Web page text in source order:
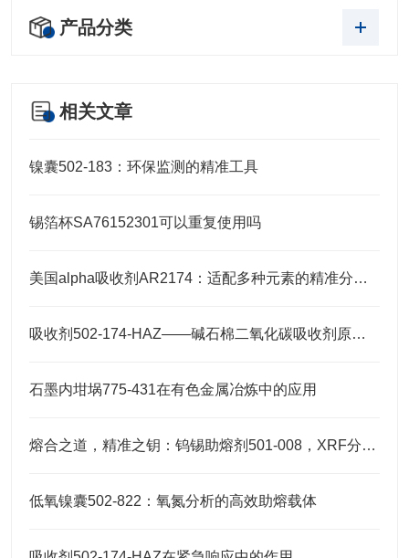
产品分类
相关文章
镍囊502-183：环保监测的精准工具
锡箔杯SA76152301可以重复使用吗
美国alpha吸收剂AR2174：适配多种元素的精准分析需求
吸收剂502-174-HAZ——碱石棉二氧化碳吸收剂原理与元素分析及气体净化应用
石墨内坩埚775-431在有色金属冶炼中的应用
熔合之道，精准之钥：钨锡助熔剂501-008，XRF分析的伴侣
低氧镍囊502-822：氧氮分析的高效助熔载体